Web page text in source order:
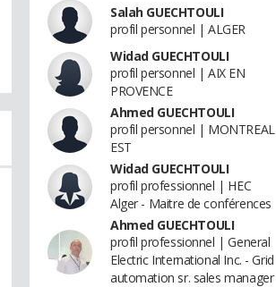
Salah GUECHTOULI
profil personnel | ALGER
Widad GUECHTOULI
profil personnel | AIX EN
PROVENCE
Ahmed GUECHTOULI
profil personnel | MONTREAL
EST
Widad GUECHTOULI
profil professionnel | HEC
Alger - Maitre de conférences
Ahmed GUECHTOULI
profil professionnel | General
Electric International Inc. - Grid
automation sr. sales manager